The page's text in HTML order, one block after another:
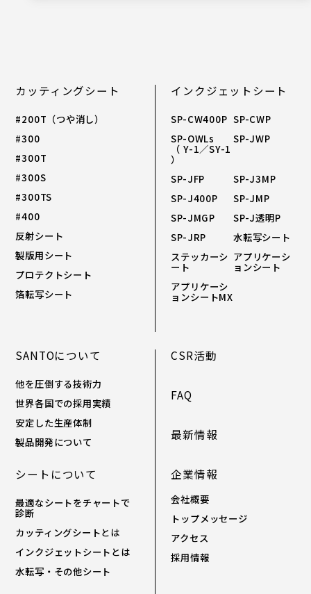
カッティングシート
#200T（つや消し）
#300
#300T
#300S
#300TS
#400
反射シート
製版用シート
プロテクトシート
箔転写シート
インクジェットシート
SP-CW400P SP-CWP
SP-OWLs
（ Y-1／SY-1
）
SP-JWP
SP-JFP
SP-J3MP
SP-J400P
SP-JMP
SP-JMGP
SP-J透明P
SP-JRP
水転写シート
ステッカーシ
ート
アプリケーシ
ョンシート
アプリケーシ
ョンシートMX
SANTOについて
他を圧倒する技術力
世界各国での採用実績
安定した生産体制
製品開発について
シートについて
最適なシートをチャートで
診断
カッティングシートとは
インクジェットシートとは
水転写・その他シート
CSR活動
FAQ
最新情報
企業情報
会社概要
トップメッセージ
アクセス
採用情報